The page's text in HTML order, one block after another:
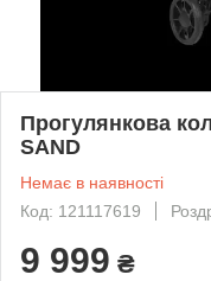
Прогулянкова
SAND
Немає в наявності
Код: 121117619
9 999 ₴